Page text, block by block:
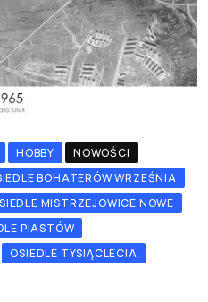
HOBBY
NOWOŚCI
BOHATERÓW WRZEŚNIA
MISTRZEJOWICE NOWE
PIASTÓW
OSIEDLE TYSIĄCLECIA